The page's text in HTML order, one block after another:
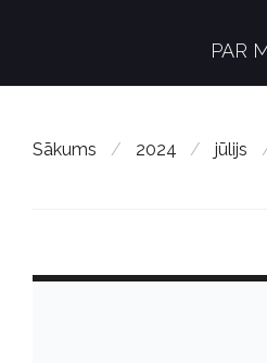
e
PAR
Sākums / 2024 / jūlijs